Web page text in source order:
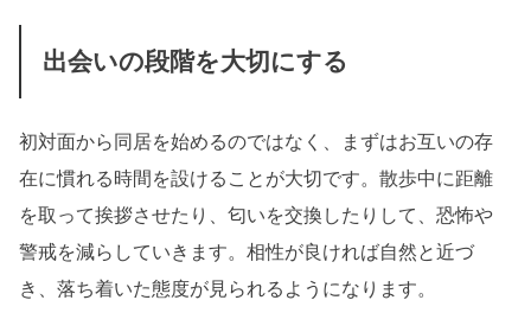
出会いの段階を大切にする
初対面から同居を始めるのではなく、まずはお互いの存
在に慣れる時間を設けることが大切です。散歩中に距離
を取って挨拶させたり、匂いを交換したりして、恐怖や
警戒を減らしていきます。相性が良ければ自然と近づ
き、落ち着いた態度が見られるようになります。